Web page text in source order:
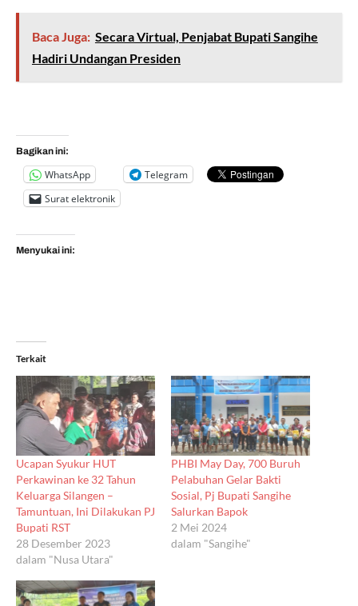
Baca Juga: Secara Virtual, Penjabat Bupati Sangihe
Hadiri Undangan Presiden
Bagikan ini:
WhatsApp
Telegram
Surat elektronik
Menyukai ini:
Terkait
Ucapan Syukur HUT
Perkawinan ke 32 Tahun
Keluarga Silangen –
Tamuntuan, Ini Dilakukan PJ
Bupati RST
28 Desember 2023
dalam "Nusa Utara"
PHBI May Day, 700 Buruh
Pelabuhan Gelar Bakti
Sosial, Pj Bupati Sangihe
Salurkan Bapok
2 Mei 2024
dalam "Sangihe"